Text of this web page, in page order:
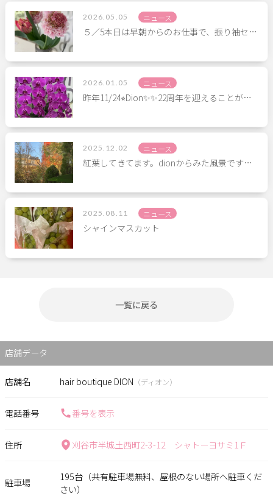
2026.05.05 ニュース
５／5本日は早朝からのお仕事で、振り袖セ…
2026.01.05 ニュース
昨年11/24⭐︎Dion✨✨22周年を迎えることが…
2025.12.02 ニュース
紅葉してきてます。dionからみた風景です…
2025.08.11 ニュース
シャインマスカット
一覧に戻る
店舗データ
店舗名 hair boutique DION （ディオン）
電話番号 番号を表示
住所 刈谷市半城土西町2-3-12 シャトーヨサミ1Ｆ
駐車場
195台（共有駐車場無料、屋根のない場所へ駐車くだ
さい）